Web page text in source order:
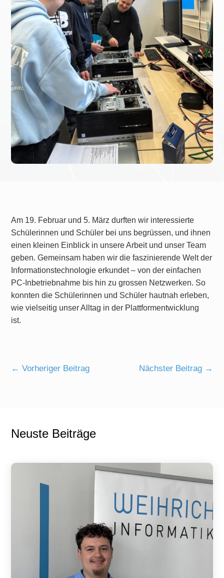
Am 19. Februar und 5. März durften wir interessierte
Schülerinnen und Schüler bei uns begrüssen, und ihnen
einen kleinen Einblick in unsere Arbeit und unser Team
geben. Gemeinsam haben wir die faszinierende Welt der
Informationstechnologie erkundet – von der einfachen
PC-Inbetriebnahme bis hin zu grossen Netzwerken. So
konnten die Schülerinnen und Schüler hautnah erleben,
wie vielseitig unser Alltag in der Plattformentwicklung
ist.
←Vorheriger Beitrag Nächster Beitrag→
Neuste Beiträge